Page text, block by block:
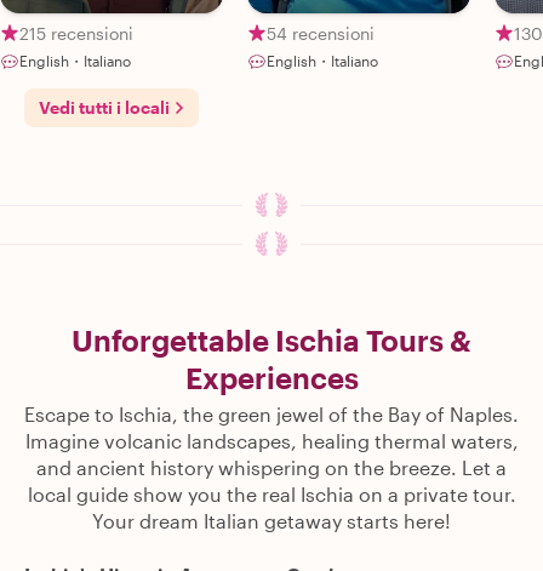
215 recensioni
English・Italiano
54 recensioni
English・Italiano
Vedi tutti i locali
Unforgettable Ischia Tours &
Experiences
Escape to Ischia, the green jewel of the Bay of Naples.
Imagine volcanic landscapes, healing thermal waters,
and ancient history whispering on the breeze. Let a
local guide show you the real Ischia on a private tour.
Your dream Italian getaway starts here!